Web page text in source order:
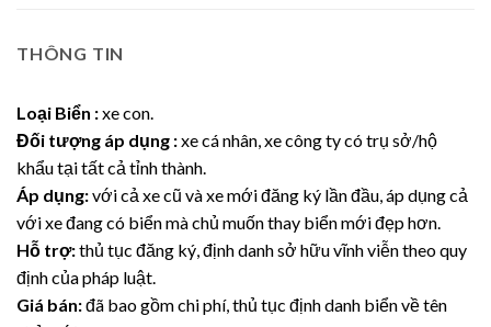
THÔNG TIN
Loại Biển :xe con.
Đối tượng áp dụng :xe cá nhân, xe công ty có trụ sở/hộ
khẩu tại tất cả tỉnh thành.
Áp dụng:với cả xe cũ và xe mới đăng ký lần đầu, áp dụng cả
với xe đang có biển mà chủ muốn thay biển mới đẹp hơn.
Hỗ trợ:thủ tục đăng ký, định danh sở hữu vĩnh viễn theo quy
định của pháp luật.
Giá bán:đã bao gồm chi phí, thủ tục định danh biển về tên